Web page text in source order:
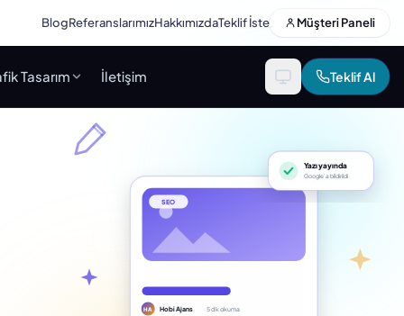
BlogReferanslarımızHakkımızdaTeklif İste Müşteri Paneli
Tasarım İletişim Teklif Al
SEO
HA Hobi Ajans · 5 dk okuma
Yazı yayında
Google’a bildirildi